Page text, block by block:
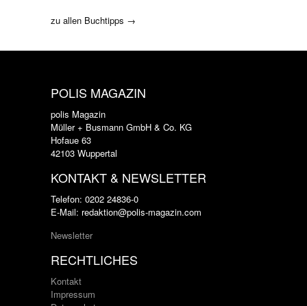
zu allen Buchtipps →
POLIS MAGAZIN
polis Magazin
Müller + Busmann GmbH & Co. KG
Hofaue 63
42103 Wuppertal
KONTAKT & NEWSLETTER
Telefon: 0202 24836-0
E-Mail: redaktion@polis-magazin.com
Newsletter
RECHTLICHES
Kontakt
Impressum